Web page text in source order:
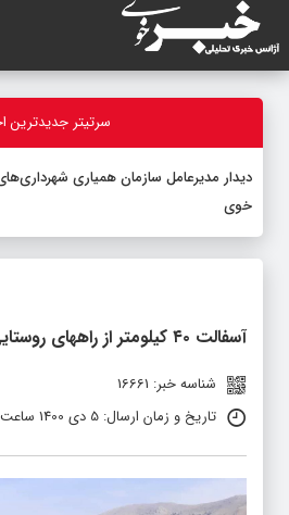
سرتیتر جدیدترین
دیدار مدیرعامل سازمان همیاری شهرداری‌های
خوی
آسفالت ۴۰ کیلومتر از راههای روستایی شهرستان خوی
شناسه خبر: 16661
تاریخ و زمان ارسال: 5 دی 1400 ساعت 07:22